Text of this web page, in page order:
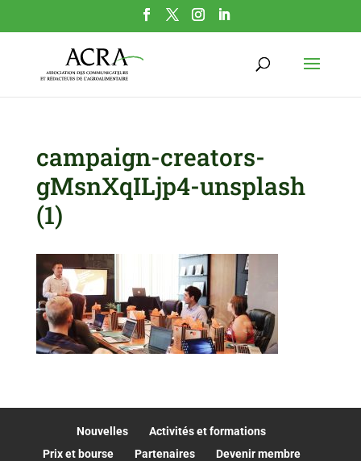
campaign-creators-
gMsnXqILjp4-unsplash
(1)
Nouvelles
Activités et formations
Prix et bourse
Partenaires Devenir membre